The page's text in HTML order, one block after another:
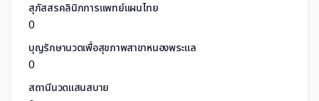
สุภัสสรคลินิกการแพทย์แผนไทย
0
บุญรักษานวดเพื่อสุขภาพสาขาหนองพระแล
0
สถานีนวดแสนสบาย